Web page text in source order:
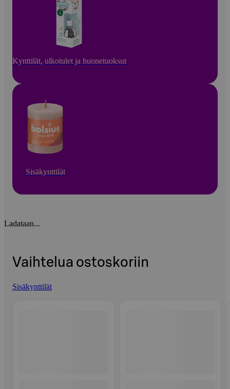
Kynttilät, ulkotulet ja huonetuoksut
Sisäkynttilät
Ladataan...
Vaihtelua ostoskoriin
Sisäkynttilät